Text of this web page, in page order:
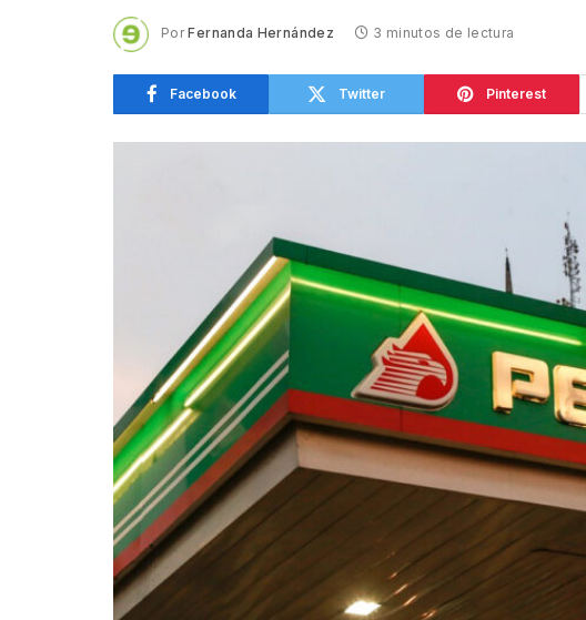
Por Fernanda Hernández 3 minutos de lectura
Facebook Twitter Pinterest